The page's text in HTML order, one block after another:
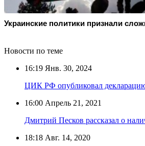
Украинские политики признали
Новости по теме
16:19 Янв. 30, 2024
ЦИК РФ опубликовал
16:00 Апрель 21, 2021
Дмитрий Песков рассказал о
18:18 Авг. 14, 2020